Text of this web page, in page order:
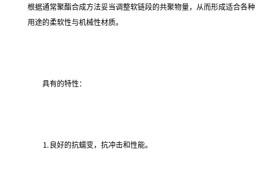
根据通常聚酯合成方法妥当调整软链段的共聚物量，从而形成适合各种
用途的柔软性与机械性材质。
具有的特性：
⒈良好的抗蠕变，抗冲击和性能。